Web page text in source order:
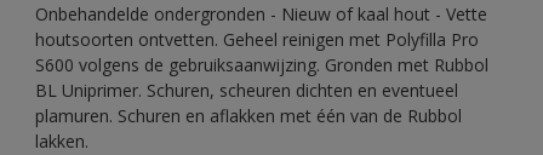
Onbehandelde ondergronden - Nieuw of kaal hout - Vette
houtsoorten ontvetten. Geheel reinigen met Polyfilla Pro
S600 volgens de gebruiksaanwijzing. Gronden met Rubbol
BL Uniprimer. Schuren, scheuren dichten en eventueel
plamuren. Schuren en aflakken met één van de Rubbol
lakken.